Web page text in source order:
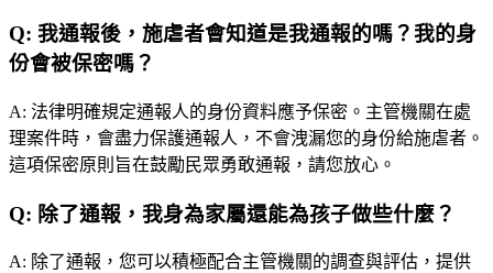
Q: 我通報後，施虐者會知道是我通報的嗎？我的身
份會被保密嗎？
A: 法律明確規定通報人的身份資料應予保密。主管機關在處
理案件時，會盡力保護通報人，不會洩漏您的身份給施虐者。
這項保密原則旨在鼓勵民眾勇敢通報，請您放心。
Q: 除了通報，我身為家屬還能為孩子做些什麼？
A: 除了通報，您可以積極配合主管機關的調查與評估，提供